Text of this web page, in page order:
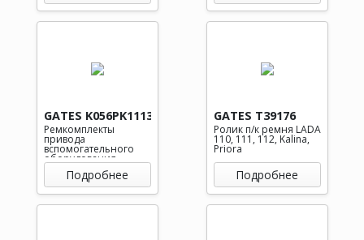
GATES K056PK1113
Ремкомплекты
привода
вспомогательного
оборудования
Подробнее
GATES T39176
Ролик п/к ремня LADA
110, 111, 112, Kalina,
Priora
Подробнее